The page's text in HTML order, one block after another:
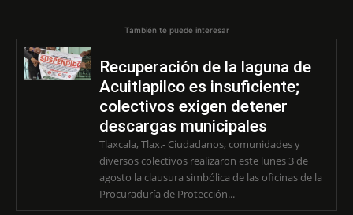
También te puede interesar
Recuperación de la laguna de
Acuitlapilco es insuficiente;
colectivos exigen detener
descargas municipales
Tlaxcala, Tlax.- Ciudadanos, comunidades y
diversos colectivos realizaron este lunes 3 de
agosto la clausura simbólica de las oficinas de la
Procuraduría de Protección...